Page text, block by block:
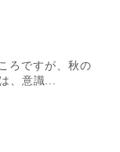
ろですが、秋の
、意識...